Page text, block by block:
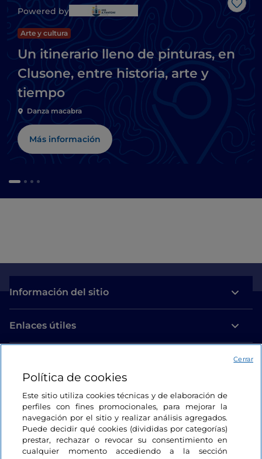
Me
Powered by
Arte y cultura
Un itinerario lleno de pinturas, en
Clusone, entre historia, arte y
tiempo
Danza macabra
Más información
Información del sitio
Enlaces útiles
Estamos en contacto
Política de cookies
Este sitio utiliza cookies técnicas y de elaboración de
perfiles con fines promocionales, para mejorar la
navegación por el sitio y realizar análisis agregados.
Puede decidir qué cookies (divididas por categorías)
prestar, rechazar o revocar su consentimiento en
cualquier momento accediendo a la sección
Cerrar